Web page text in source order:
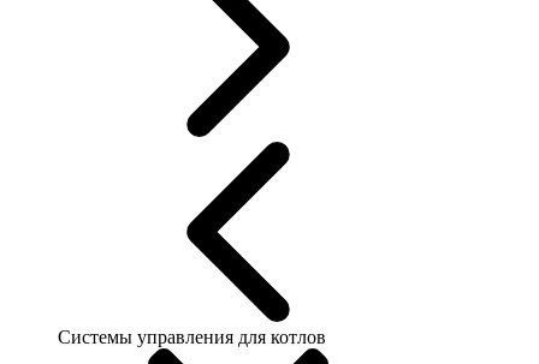
Системы управления для котлов